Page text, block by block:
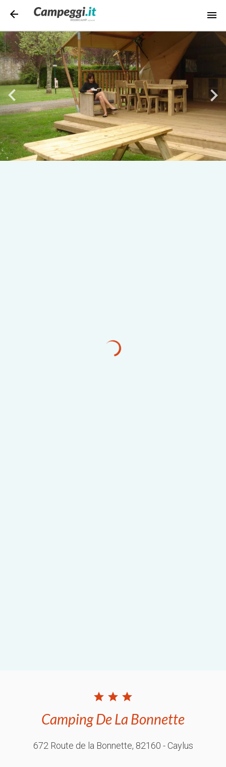
Camping De La Bonnette
672 Route de la Bonnette, 82160 - Caylus